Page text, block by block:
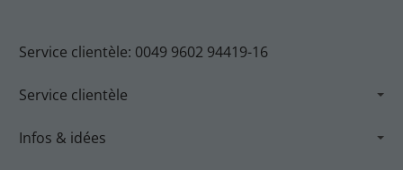
Service clientèle: 0049 9602 94419-16
Service clientèle
Infos & idées